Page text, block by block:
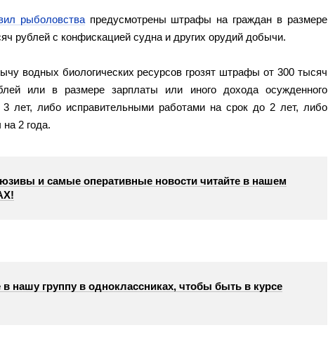
рыболовствапредусмотрены штрафы на граждан в размере
рублей с конфискацией судна и других орудий добычи.
водных биологических ресурсов грозят штрафы от 300 тысяч
или в размере зарплаты или иного дохода осужденного
лет, либо исправительными работами на срок до 2 лет, либо
2 года.
и самые оперативные новости читайте в нашем
в нашу группу в одноклассниках, чтобы быть в курсе